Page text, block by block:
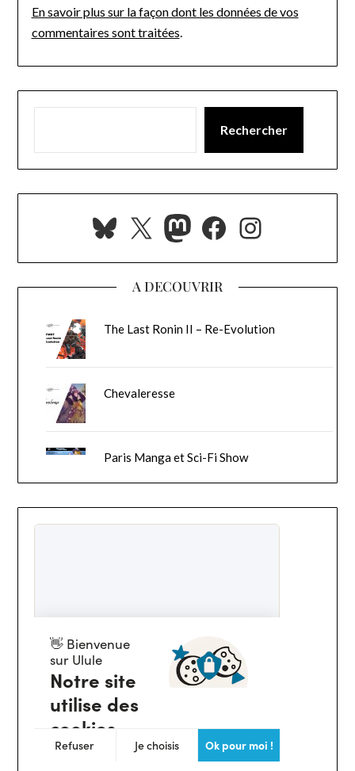
En savoir plus sur la façon dont les données de vos
commentaires sont traitées.
Rechercher
Bluesky
X Mastodon
Facebook
A DECOUVRIR
The Last Ronin II – Re-Evolution
Chevaleresse
Paris Manga et Sci-Fi Show